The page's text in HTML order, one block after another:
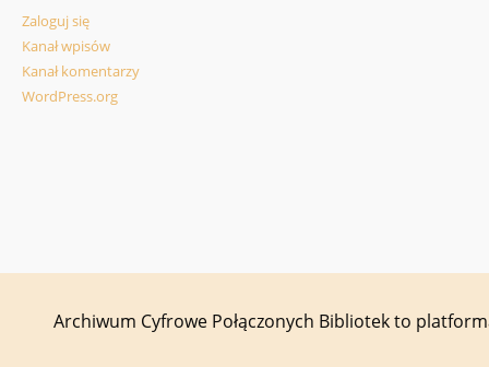
Zaloguj się
Kanał wpisów
Kanał komentarzy
WordPress.org
Archiwum Cyfrowe Połączonych Bibliotek to